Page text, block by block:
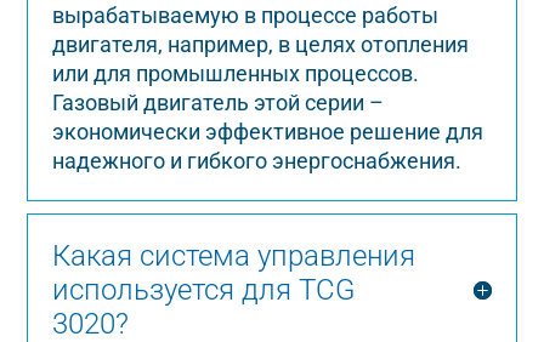
вырабатываемую в процессе работы
двигателя, например, в целях отопления
или для промышленных процессов.
Газовый двигатель этой серии –
экономически эффективное решение для
надежного и гибкого энергоснабжения.
Какая система управления
используется для TCG
3020?